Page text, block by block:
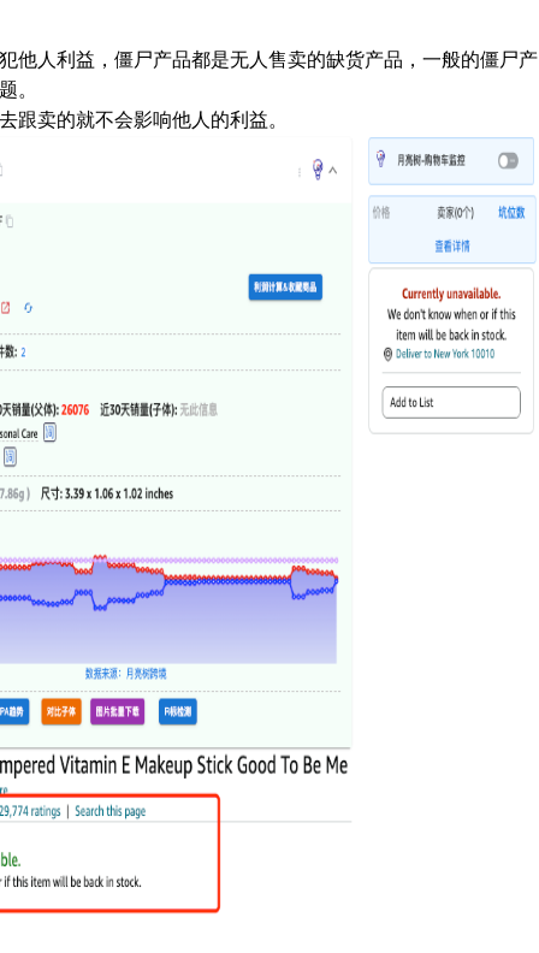
他人利益，僵尸产品都是无人售卖的缺货产品，一般的僵尸产
。
跟卖的就不会影响他人的利益。